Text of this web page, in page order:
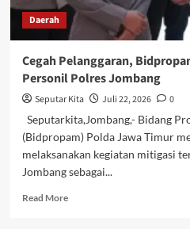
Dipertanyakan.
Daerah
Cegah Pelanggaran,
Personil Polres Jombang
Seputar Kita Juli 22, 2026
0
Seputarkita,Jombang,- Bidang
(Bidpropam) Polda Jawa Timur
melaksanakan kegiatan mitigasi
Jombang sebagai...
Read MoreRead